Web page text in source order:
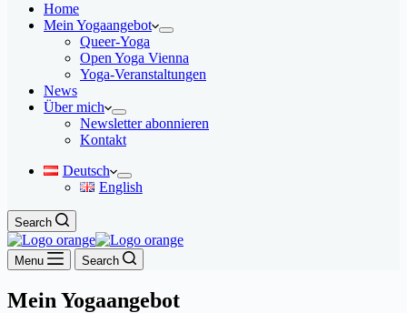
Home
Mein Yogaangebot
Queer-Yoga
Open Yoga Vienna
Yoga-Veranstaltungen
News
Über mich
Newsletter abonnieren
Kontakt
Deutsch
English
Search
Menu Search
Mein Yogaangebot